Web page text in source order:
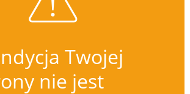
Twojej
nie jest